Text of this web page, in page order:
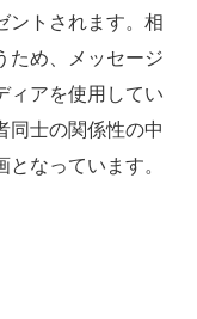
ントされます。相
ため、メッセージ
ィアを使用してい
同士の関係性の中
なっています。